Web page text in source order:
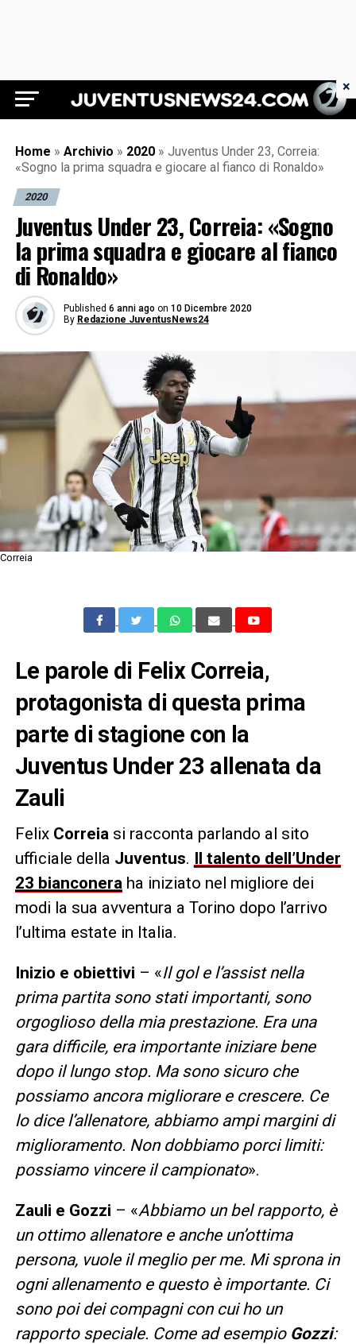
Juventus News 24
Home » Archivio » 2020 » Juventus Under 23, Correia:
«Sogno la prima squadra e giocare al fianco di Ronaldo»
2020
Juventus Under 23, Correia: «Sogno
la prima squadra e giocare al fianco
di Ronaldo»
Published 6 anni ago on 10 Dicembre 2020
By Redazione JuventusNews24
Correia
Le parole di Felix Correia,
protagonista di questa prima
parte di stagione con la
Juventus Under 23 allenata da
Zauli
Felix Correia si racconta parlando al sito
ufficiale della Juventus. Il talento dell’Under
23 bianconera ha iniziato nel migliore dei
modi la sua avventura a Torino dopo l’arrivo
l’ultima estate in Italia.
Inizio e obiettivi – «Il gol e l’assist nella
prima partita sono stati importanti, sono
orgoglioso della mia prestazione. Era una
gara difficile, era importante iniziare bene
dopo il lungo stop. Ma sono sicuro che
possiamo ancora migliorare e crescere. Ce
lo dice l’allenatore, abbiamo ampi margini di
miglioramento. Non dobbiamo porci limiti:
possiamo vincere il campionato».
Zauli e Gozzi – «Abbiamo un bel rapporto, è
un ottimo allenatore e anche un’ottima
persona, vuole il meglio per me. Mi sprona in
ogni allenamento e questo è importante. Ci
sono poi dei compagni con cui ho un
rapporto speciale. Come ad esempio Gozzi:
×